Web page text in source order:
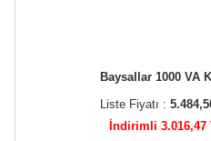
Baysallar 1000 VA
Liste Fiyatı :
İndirimli 3.016,47